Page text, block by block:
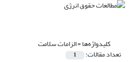
کلیدواژه‌ها =الزامات سلامت
تعداد مقالات: 1